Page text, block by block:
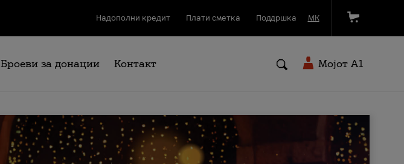
Надополни кредит Плати сметка Поддршка МК
Броеви за донации Контакт Мојот A1